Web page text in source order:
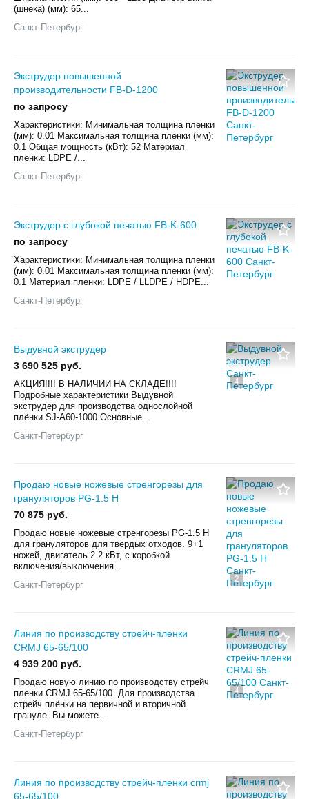
(шнека) (мм): 65...
Санкт-Петербург
Экструдер повышенной
производительности FB-D-1200
по запросу
Характеристики: Минимальная толщина пленки
(мм): 0.01 Максимальная толщина пленки (мм):
0.1 Общая мощность (кВт): 52 Материал
пленки: LDPE /...
Санкт-Петербург
Экструдер с глубокой печатью FB-K-600
по запросу
Характеристики: Минимальная толщина пленки
(мм): 0.01 Максимальная толщина пленки (мм):
0.1 Материал пленки: LDPE / LLDPE / HDPE...
Санкт-Петербург
4
Выдувной экструдер
3 690 525 руб.
АКЦИЯ!!!! В НАЛИЧИИ НА СКЛАДЕ!!!!
Подробные характеристики Выдувной
экструдер для производства однослойной
плёнки SJ-A60-1000 Основные...
Санкт-Петербург
2
Продаю новые ножевые стренгорезы для
грануляторов PG-1.5 H
70 875 руб.
Продаю новые ножевые стренгорезы PG-1.5 H
для грануляторов для твердых отходов. 9+1
ножей, двигатель 2.2 кВт, с коробкой
включения/выключения...
Санкт-Петербург
4
Линия по производству стрейч-пленки
CRMJ 65-65/100
4 939 200 руб.
Продаю новую линию по производству стрейч
пленки CRMJ 65-65/100. Для производства
стрейч плёнки на первичной и вторичной
грануле. Вы можете...
Санкт-Петербург
Линия по производству стрейч-пленки crmj
65-65/100